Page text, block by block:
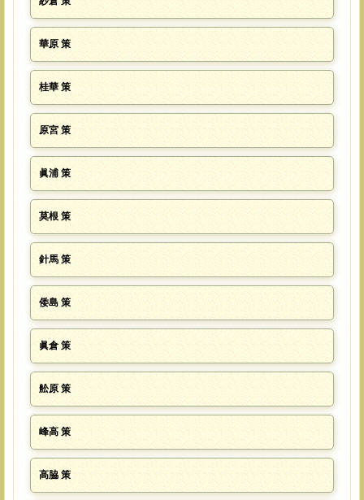
華原 策
桂華 策
原宮 策
眞浦 策
莫根 策
針馬 策
倭島 策
眞倉 策
舩原 策
峰高 策
高脇 策